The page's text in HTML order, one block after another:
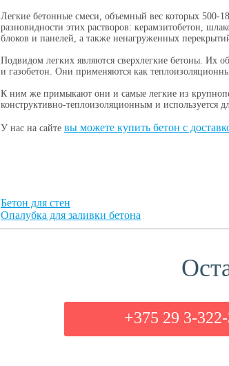
Легкие бетонные смеси, объемный вес которых 500-
разновидности этих растворов: керамзитобетон,
блоков и панелей, а также ненагруженных
Подвидом легких являются сверхлегкие бетоны. Их
и газобетон. Они применяются как
К ним же примыкают они и самые легкие из
конструктивно-теплоизоляционным и используется
У нас на сайте вы можете купить бетон с
Бетон для стен
Опалубка для заливки бетона
+375 29 3-